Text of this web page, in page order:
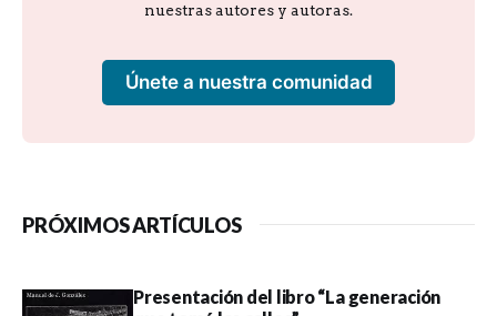
nuestras autores y autoras.
Únete a nuestra comunidad
PRÓXIMOS ARTÍCULOS
Presentación del libro “La generación